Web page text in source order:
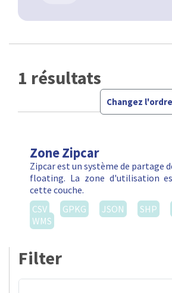
1 résultats
Changez l'ordre
Zone Zipcar
Zipcar est un système de partage
floating. La zone d'utilisation
cette couche.
CSV
GPKG JSON SHP
WMS
Filter